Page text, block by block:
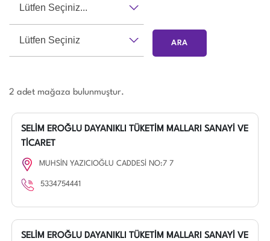
Lütfen Seçiniz...
Lütfen Seçiniz
2 adet mağaza bulunmuştur.
SELİM EROĞLU DAYANIKLI TÜKETİM MALLARI SANAYİ VE
TİCARET
MUHSİN YAZICIOĞLU CADDESİ NO:7 7
5334754441
SELİM EROĞLU DAYANIKLI TÜKETİM MALLARI SANAYİ VE